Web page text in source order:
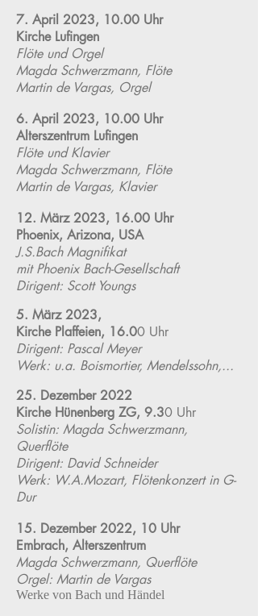
7. April 2023, 10.00 Uhr
Kirche Lufingen
Flöte und Orgel
Magda Schwerzmann, Flöte
Martin de Vargas, Orgel
6. April 2023, 10.00 Uhr
Alterszentrum Lufingen
Flöte und Klavier
Magda Schwerzmann, Flöte
Martin de Vargas, Klavier
12. März 2023, 16.00 Uhr
Phoenix, Arizona, USA
J.S.Bach Magnifikat
mit Phoenix Bach-Gesellschaft
Dirigent: Scott Youngs
5. März 2023,
Kirche Plaffeien, 16.00 Uhr
Dirigent: Pascal Meyer
Werk: u.a. Boismortier, Mendelssohn,...
25. Dezember 2022
Kirche Hünenberg ZG, 9.30 Uhr
Solistin: Magda Schwerzmann,
Querflöte
Dirigent: David Schneider
Werk: W.A.Mozart, Flötenkonzert in G-
Dur
15. Dezember 2022, 10 Uhr
Embrach, Alterszentrum
Magda Schwerzmann, Querflöte
Orgel: Martin de Vargas
Werke von Bach und Händel